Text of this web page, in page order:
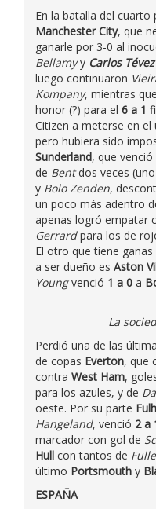
En la batalla del
Manchester City, que
ganarle por 3-0 al
Bellamyy Carlos Tévez
luego continuaron
Kompany, mientras que
honor (?) para el 6 a 1
Citizen a meterse en
pero hubiera sido
Sunderland, que venció
de Bentdos veces
y Bolo Zenden,
un poco más adentro
apenas logró empatar
Gerrardpara los de
El otro que tiene
a ser dueño es Aston
Youngvenció 1 a 0 a
La
Perdió una de las
de copas Everton, que
contra West Ham,
para los azules, y de
oeste. Por su parte
Hangeland, venció 2 a
marcador con gol de
Hull con tantos de
último Portsmouth y
ESPAÑA